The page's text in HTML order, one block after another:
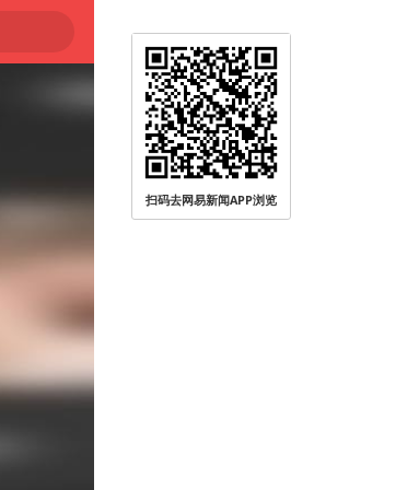
扫码去网易新闻APP浏览